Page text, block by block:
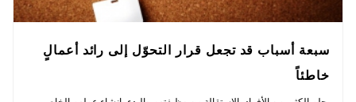
سبعة أسباب قد تجعل قرار التحوّل إلى رائد أعمالٍ
خاطئاً